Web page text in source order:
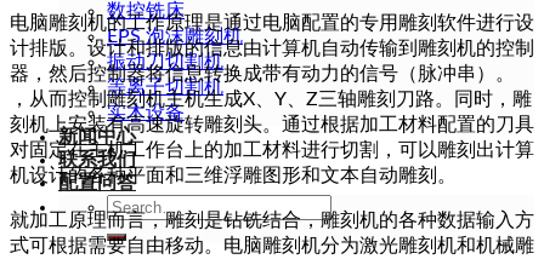
数控铣床
EPS 泡沫雕刻机
振动刀切割机
等离子切割机
实木设备
新闻中心
联系我们
配置问答
Search
for:
电脑雕刻机的工作原理是通过电脑配置的专用雕刻软件进行设
计排版。设计和排版的信息由计算机自动传输到雕刻机的控制
器，然后控制器将信息转换成带有动力的信号（脉冲串）。
，从而控制雕刻机主机生成X、Y、Z三轴雕刻刀路。同时，雕
刻机上安装有高速旋转雕刻头。通过根据加工材料配置的刀具
对固定在主机工作台上的加工材料进行切割，可以雕刻出计算
机设计的各种平面和三维浮雕图形和文本自动雕刻。
就加工原理而言，雕刻是钻铣结合，雕刻机的各种数据输入方
式可根据需要自由移动。电脑雕刻机分为激光雕刻机和机械雕